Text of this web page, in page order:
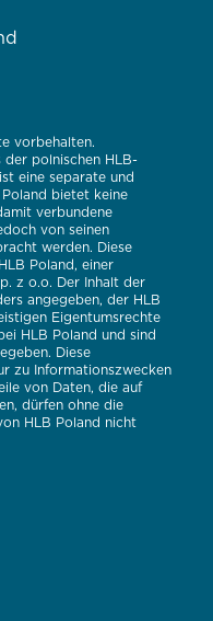
vorbehalten.
der polnischen HLB-
eine separate und
Poland bietet keine
verbundene
von seinen
werden. Diese
Poland, einer
z o.o. Der Inhalt der
angegeben, der HLB
Eigentumsrechte
HLB Poland und sind
Diese
zu Informationszwecken
von Daten, die auf
dürfen ohne die
HLB Poland nicht